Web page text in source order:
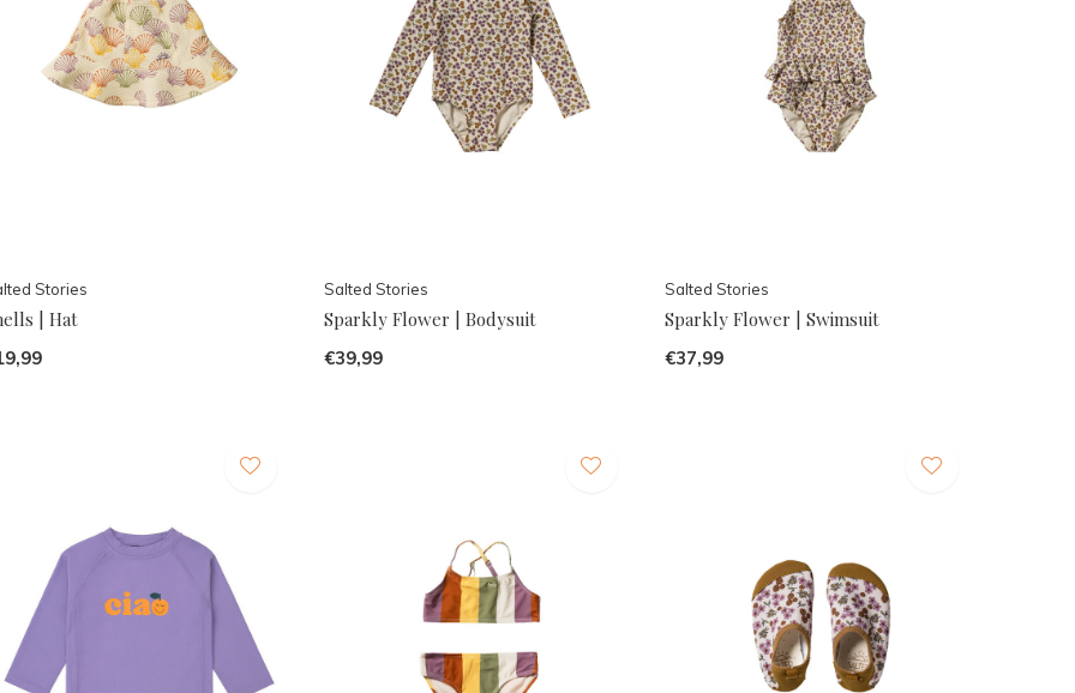
Stories
| Hat
Salted Stories
Sparkly Flower | Bodysuit
€39,99
Salted Stories
Sparkly Flower | Swimsuit
€37,99